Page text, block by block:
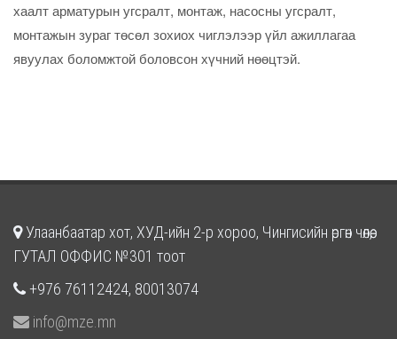
хаалт арматурын угсралт, монтаж, насосны угсралт,
монтажын зураг төсөл зохиох чиглэлээр үйл ажиллагаа
явуулах боломжтой боловсон хүчний нөөцтэй.
Улаанбаатар хот, ХУД-ийн 2-р хороо, Чингисийн өргөн чөлөө,
ГУТАЛ ОФФИС №301 тоот
+976 76112424, 80013074
info@mze.mn